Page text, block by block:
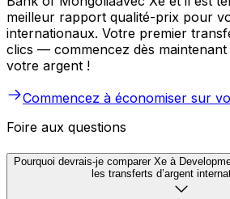
meilleur rapport qualité-prix pour
internationaux. Votre premier
clics — commencez dès
votre argent !
Commencez à économiser sur
Foire aux questions
Pourquoi devrais-je comparer Xe à
les transferts d’argent